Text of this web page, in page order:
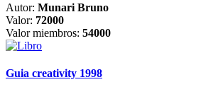
Autor: Munari Bruno
Valor: 72000
Valor miembros: 54000
Guia creativity 1998